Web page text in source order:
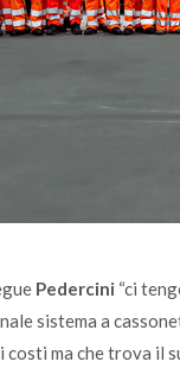
Pedercini “ci
sistema a
costi ma che trova